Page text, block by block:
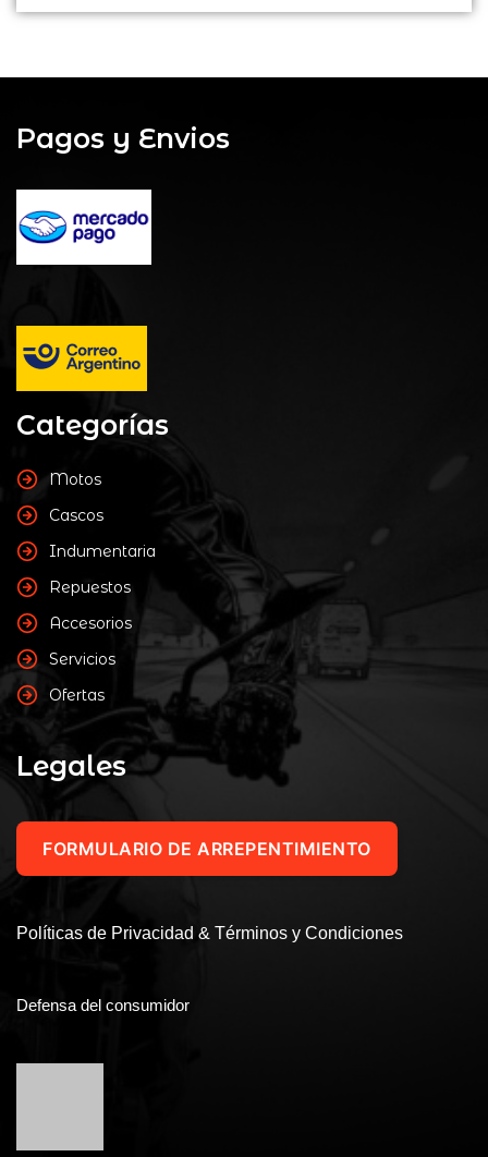
Pagos y Envios
Categorías
Motos
Cascos
Indumentaria
Repuestos
Accesorios
Servicios
Ofertas
Legales
FORMULARIO DE ARREPENTIMIENTO
Políticas de Privacidad & Términos y Condiciones
Defensa del consumidor